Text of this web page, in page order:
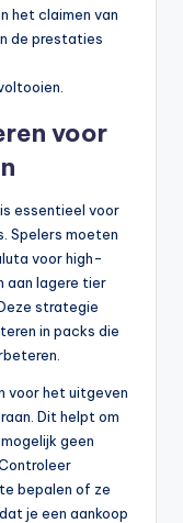
het claimen van
de prestaties
voor
essentieel voor
Spelers moeten
voor high-
aan lagere tier
strategie
in packs die
voor het uitgeven
Dit helpt om
geen
bepalen of ze
je een aankoop